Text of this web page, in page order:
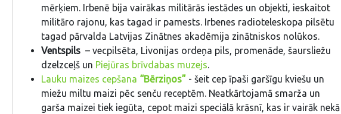
mērķiem. Irbenē bija vairākas militārās iestādes un objekti, ieskaitot
militāro rajonu, kas tagad ir pamests. Irbenes radioteleskopa pilsētu
tagad pārvalda Latvijas Zinātnes akadēmija zinātniskos nolūkos.
Ventspils – vecpilsēta, Livonijas ordeņa pils, promenāde, šaursliežu
dzelzceļš un Piejūras brīvdabas muzejs.
Lauku maizes cepšana “Bērziņos” - šeit cep īpaši garšīgu kviešu un
miežu miltu maizi pēc senču receptēm. Neatkārtojamā smarža un
garša maizei tiek iegūta, cepot maizi speciālā krāsnī, kas ir vairāk nekā